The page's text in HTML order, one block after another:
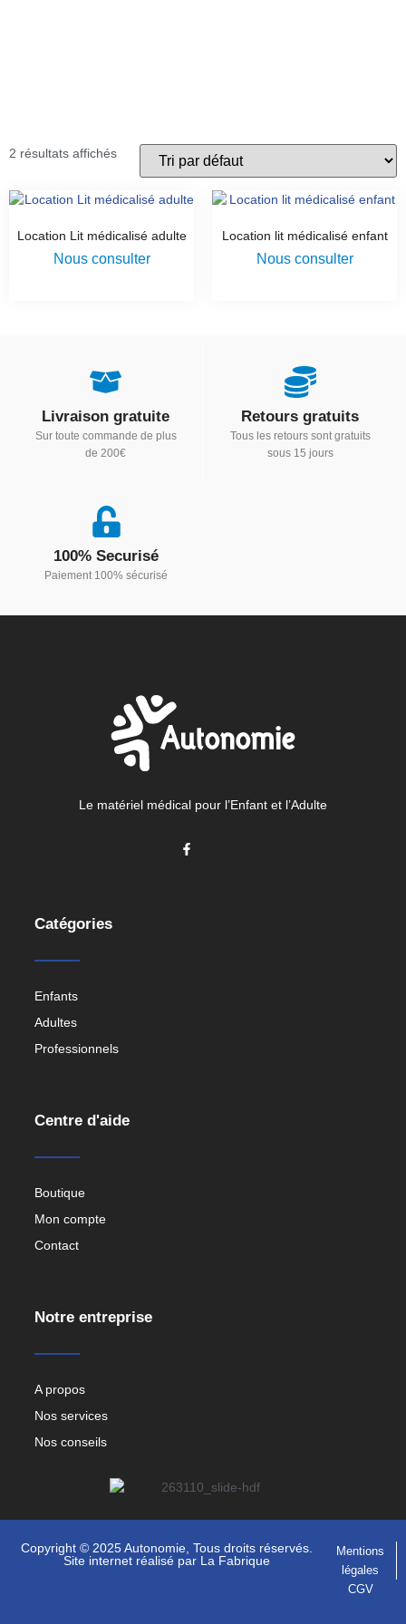
2 résultats affichés
Location Lit médicalisé adulte
Nous consulter
Location lit médicalisé enfant
Nous consulter
Livraison gratuite
Sur toute commande de plus
de 200€
Retours gratuits
Tous les retours sont gratuits
sous 15 jours
100% Securisé
Paiement 100% sécurisé
Le matériel médical pour l’Enfant et l’Adulte
Catégories
Enfants
Adultes
Professionnels
Centre d'aide
Boutique
Mon compte
Contact
Notre entreprise
A propos
Nos services
Nos conseils
Copyright © 2025 Autonomie, Tous droits réservés.
Site internet réalisé par La Fabrique
Mentions
légales
CGV